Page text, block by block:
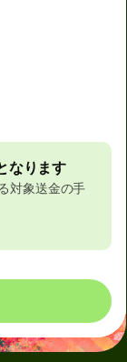
なります
対象送金の手